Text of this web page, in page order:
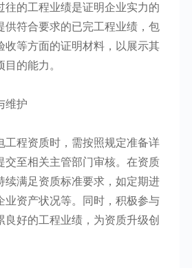
的工程业绩是证明企业实力的
供符合要求的已完工程业绩，包
收等方面的证明材料，以展示其
的能力。
护
程资质时，需按照规定准备详
交至相关主管部门审核。在资质
续满足资质标准要求，如定期进
业资产状况等。同时，积极参与
良好的工程业绩，为资质升级创